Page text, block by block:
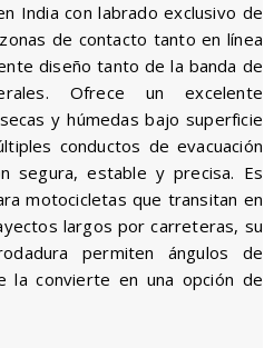
India con labrado exclusivo de
de contacto tanto en línea
diseño tanto de la banda de
Ofrece un excelente
y húmedas bajo superficie
conductos de evacuación
segura, estable y precisa. Es
motocicletas que transitan en
largos por carreteras, su
permiten ángulos de
la convierte en una opción de